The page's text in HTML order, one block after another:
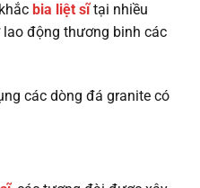
bia liệt sĩtại nhiều
động thương binh các
các dòng đá granite có